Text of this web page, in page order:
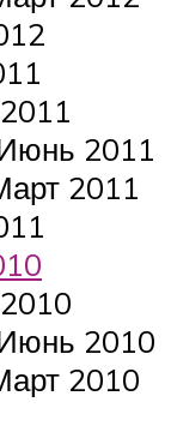
2011
2011
2010
2010
2010